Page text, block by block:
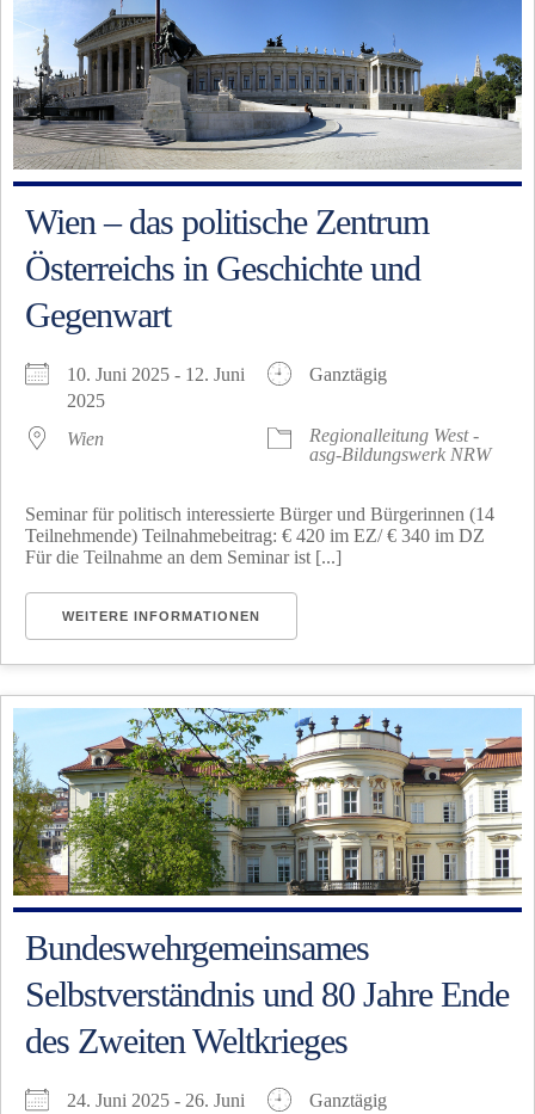
Wien – das politische Zentrum
Österreichs in Geschichte und
Gegenwart
10. Juni 2025 - 12. Juni
2025
Ganztägig
Wien
Regionalleitung West -
asg-Bildungswerk NRW
Seminar für politisch interessierte Bürger und Bürgerinnen (14
Teilnehmende) Teilnahmebeitrag: € 420 im EZ/ € 340 im DZ
Für die Teilnahme an dem Seminar ist [...]
WEITERE INFORMATIONEN
Bundeswehrgemeinsames
Selbstverständnis und 80 Jahre Ende
des Zweiten Weltkrieges
24. Juni 2025 - 26. Juni
Ganztägig